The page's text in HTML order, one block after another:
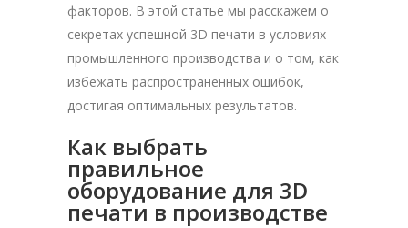
факторов. В этой статье мы расскажем о
секретах успешной 3D печати в условиях
промышленного производства и о том, как
избежать распространенных ошибок,
достигая оптимальных результатов.
Как выбрать
правильное
оборудование для 3D
печати в производстве